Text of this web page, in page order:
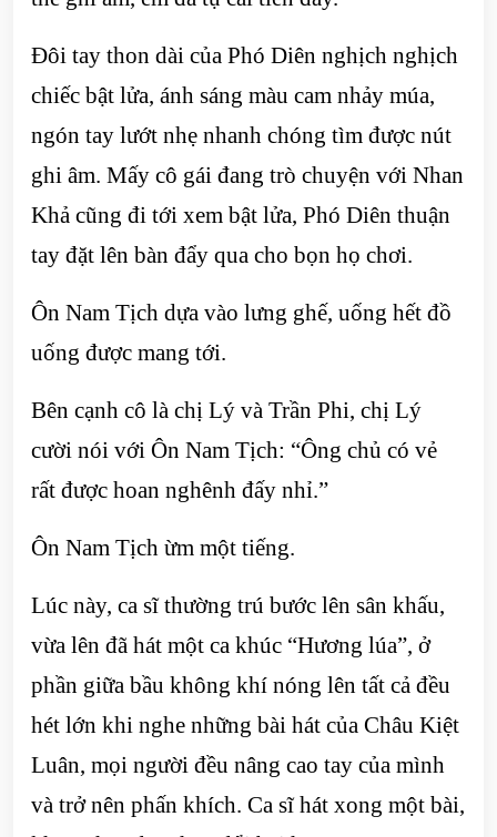
Đôi tay thon dài của Phó Diên nghịch nghịch
chiếc bật lửa, ánh sáng màu cam nhảy múa,
ngón tay lướt nhẹ nhanh chóng tìm được nút
ghi âm. Mấy cô gái đang trò chuyện với Nhan
Khả cũng đi tới xem bật lửa, Phó Diên thuận
tay đặt lên bàn đẩy qua cho bọn họ chơi.
Ôn Nam Tịch dựa vào lưng ghế, uống hết đồ
uống được mang tới.
Bên cạnh cô là chị Lý và Trần Phi, chị Lý
cười nói với Ôn Nam Tịch: “Ông chủ có vẻ
rất được hoan nghênh đấy nhỉ.”
Ôn Nam Tịch ừm một tiếng.
Lúc này, ca sĩ thường trú bước lên sân khấu,
vừa lên đã hát một ca khúc “Hương lúa”, ở
phần giữa bầu không khí nóng lên tất cả đều
hét lớn khi nghe những bài hát của Châu Kiệt
Luân, mọi người đều nâng cao tay của mình
và trở nên phấn khích. Ca sĩ hát xong một bài,